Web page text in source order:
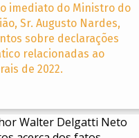
imediato do Ministro do
Sr. Augusto Nardes,
sobre declarações
relacionadas ao
de 2022.